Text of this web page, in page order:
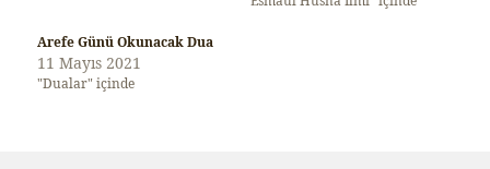
Arefe Günü Okunacak Dua
11 Mayıs 2021
"Dualar" içinde